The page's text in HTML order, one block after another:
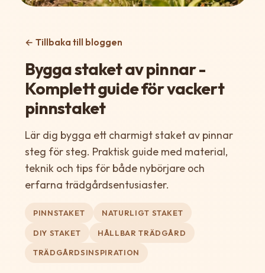
← Tillbaka till bloggen
Bygga staket av pinnar -
Komplett guide för vackert
pinnstaket
Lär dig bygga ett charmigt staket av pinnar
steg för steg. Praktisk guide med material,
teknik och tips för både nybörjare och
erfarna trädgårdsentusiaster.
PINNSTAKET NATURLIGT STAKET
DIY STAKET HÅLLBAR TRÄDGÅRD
TRÄDGÅRDSINSPIRATION